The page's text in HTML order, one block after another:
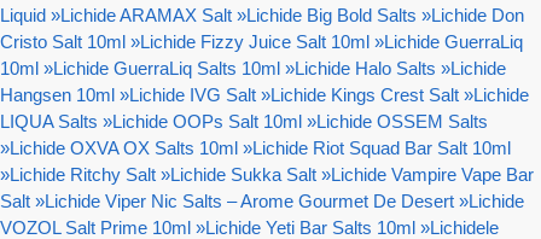
Liquid »Lichide ARAMAX Salt »Lichide Big Bold Salts »Lichide Don
Cristo Salt 10ml »Lichide Fizzy Juice Salt 10ml »Lichide GuerraLiq
10ml »Lichide GuerraLiq Salts 10ml »Lichide Halo Salts »Lichide
Hangsen 10ml »Lichide IVG Salt »Lichide Kings Crest Salt »Lichide
LIQUA Salts »Lichide OOPs Salt 10ml »Lichide OSSEM Salts
»Lichide OXVA OX Salts 10ml »Lichide Riot Squad Bar Salt 10ml
»Lichide Ritchy Salt »Lichide Sukka Salt »Lichide Vampire Vape Bar
Salt »Lichide Viper Nic Salts – Arome Gourmet De Desert »Lichide
VOZOL Salt Prime 10ml »Lichide Yeti Bar Salts 10ml »Lichidele